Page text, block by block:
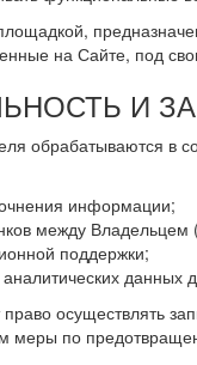
на Сайте, под
И
обрабатываются в
информации;
между
поддержки;
аналитических
осуществлять
по